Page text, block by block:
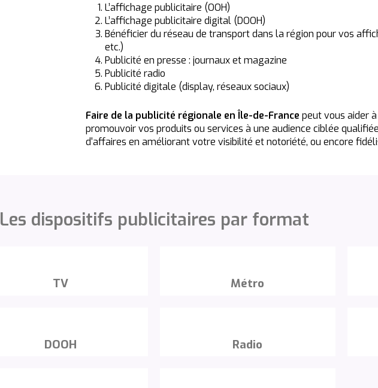
L’affichage publicitaire (OOH)
L’affichage publicitaire digital (DOOH)
Bénéficier du réseau de transport dans la région pour vos
etc.)
Publicité en presse : journaux et magazine
Publicité radio
Publicité digitale (display, réseaux sociaux)
Faire de la publicité régionale en Île-de-France peut vous aider
promouvoir vos produits ou services à une audience ciblée
d'affaires en améliorant votre visibilité et notoriété, ou encore
Les dispositifs publicitaires par format
TV Métro
DOOH Radio